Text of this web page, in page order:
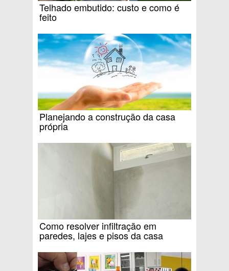
Telhado embutido: custo e como é
feito
Planejando a construção da casa
própria
Como resolver infiltração em
paredes, lajes e pisos da casa